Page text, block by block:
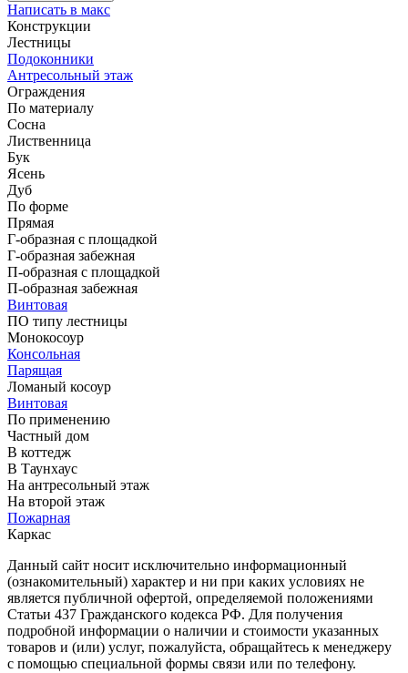
Написать в макс
Конструкции
Лестницы
Подоконники
Антресольный этаж
Ограждения
По материалу
Сосна
Лиственница
Бук
Ясень
Дуб
По форме
Прямая
Г-образная с площадкой
Г-образная забежная
П-образная с площадкой
П-образная забежная
Винтовая
ПО типу лестницы
Монокосоур
Консольная
Парящая
Ломаный косоур
Винтовая
По применению
Частный дом
В коттедж
В Таунхаус
На антресольный этаж
На второй этаж
Пожарная
Каркас
Данный сайт носит исключительно информационный
(ознакомительный) характер и ни при каких условиях не
является публичной офертой, определяемой положениями
Статьи 437 Гражданского кодекса РФ. Для получения
подробной информации о наличии и стоимости указанных
товаров и (или) услуг, пожалуйста, обращайтесь к менеджеру
с помощью специальной формы связи или по телефону.